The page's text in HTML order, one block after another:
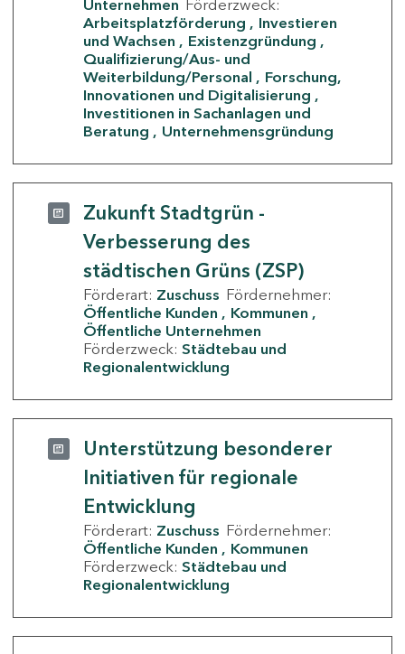
Unternehmen Förderzweck:
Arbeitsplatzförderung
Investieren
und Wachsen
Existenzgründung
Qualifizierung/Aus- und
Weiterbildung/Personal
Forschung,
Innovationen und Digitalisierung
Investitionen in Sachanlagen und
Beratung
Unternehmensgründung
Zukunft Stadtgrün -
Verbesserung des
städtischen Grüns (ZSP)
Förderart: Zuschuss Fördernehmer:
Öffentliche Kunden
Kommunen
Öffentliche Unternehmen
Förderzweck: Städtebau und
Regionalentwicklung
Unterstützung besonderer
Initiativen für regionale
Entwicklung
Förderart: Zuschuss Fördernehmer:
Öffentliche Kunden
Kommunen
Förderzweck: Städtebau und
Regionalentwicklung